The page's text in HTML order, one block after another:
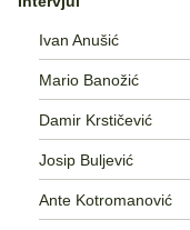
Ivan Anušić
Mario Banožić
Damir Krstičević
Josip Buljević
Ante Kotromanović